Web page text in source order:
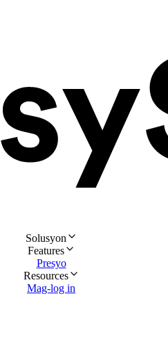
Solusyon
Features
Presyo
Resources
Mag-log in